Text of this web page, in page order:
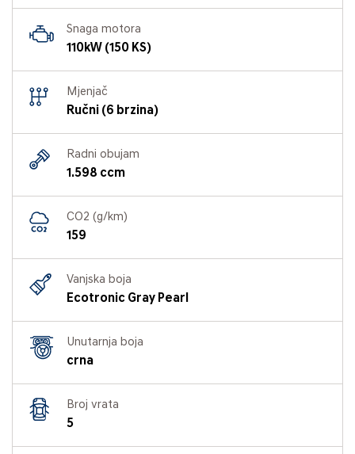
Snaga motora
110kW (150 KS)
Mjenjač
Ručni (6 brzina)
Radni obujam
1.598 ccm
CO2 (g/km)
159
Vanjska boja
Ecotronic Gray Pearl
Unutarnja boja
crna
Broj vrata
5